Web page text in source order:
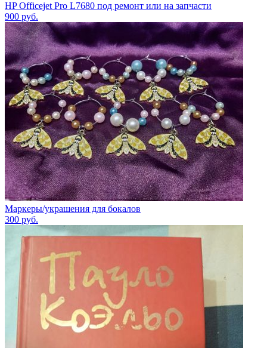
HP Officejet Pro L7680 под ремонт или на запчасти
900 руб.
Маркеры/украшения для бокалов
300 руб.